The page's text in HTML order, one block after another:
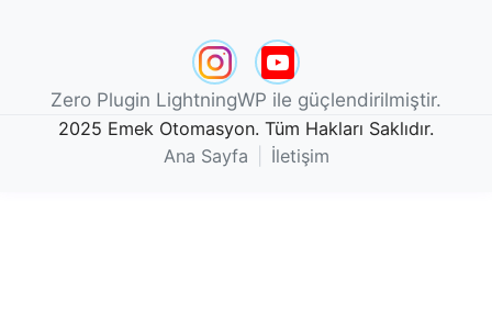
Zero Plugin LightningWP ile güçlendirilmiştir.
2025 Emek Otomasyon. Tüm Hakları Saklıdır.
Ana Sayfa
İletişim